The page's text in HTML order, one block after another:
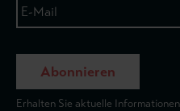
Abonnieren
Erhalten Sie aktuelle